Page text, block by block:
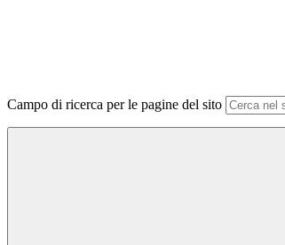
Campo di ricerca per le pagine del sito